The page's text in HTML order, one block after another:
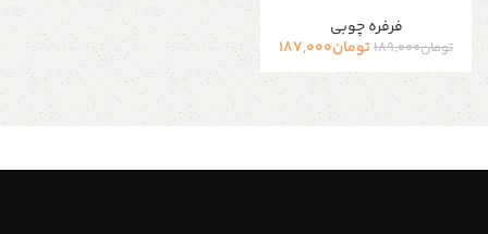
فرفره چوبی
تومان189,000تومان187,000